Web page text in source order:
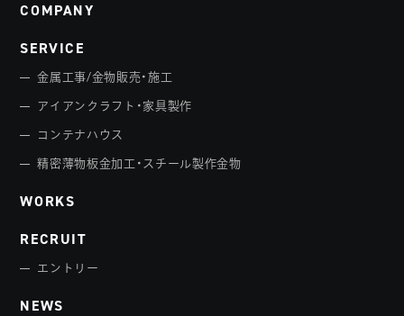
COMPANY
SERVICE
金属工事/金物販売・施工
アイアンクラフト・家具製作
コンテナハウス
精密薄物板金加工・スチール製作金物
WORKS
RECRUIT
エントリー
NEWS